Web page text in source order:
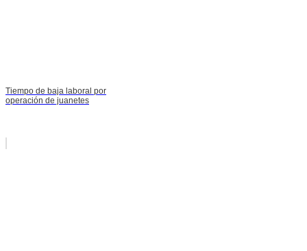
Tiempo de baja laboral por
operación de juanetes